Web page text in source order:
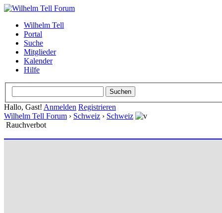
Wilhelm Tell
Portal
Suche
Mitglieder
Kalender
Hilfe
Hallo, Gast! Anmelden Registrieren
Wilhelm Tell Forum › Schweiz › Schweiz
Rauchverbot